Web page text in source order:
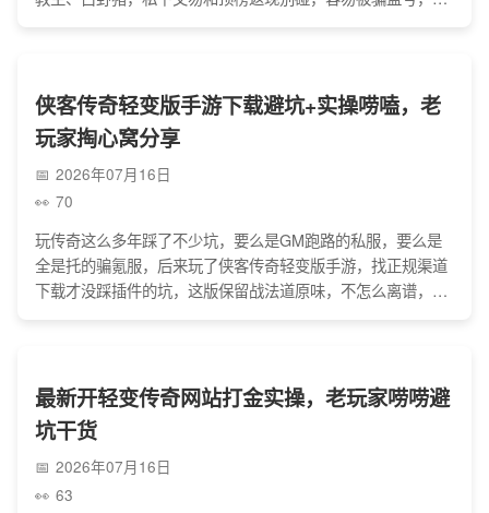
侠客传奇轻变版手游下载避坑+实操唠嗑，老
玩家掏心窝分享
2026年07月16日
70
玩传奇这么多年踩了不少坑，要么是GM跑路的私服，要么是
全是托的骗氪服，后来玩了侠客传奇轻变版手游，找正规渠道
下载才没踩插件的坑，这版保留战法道原味，不怎么离谱，散
最新开轻变传奇网站打金实操，老玩家唠唠避
坑干货
2026年07月16日
63